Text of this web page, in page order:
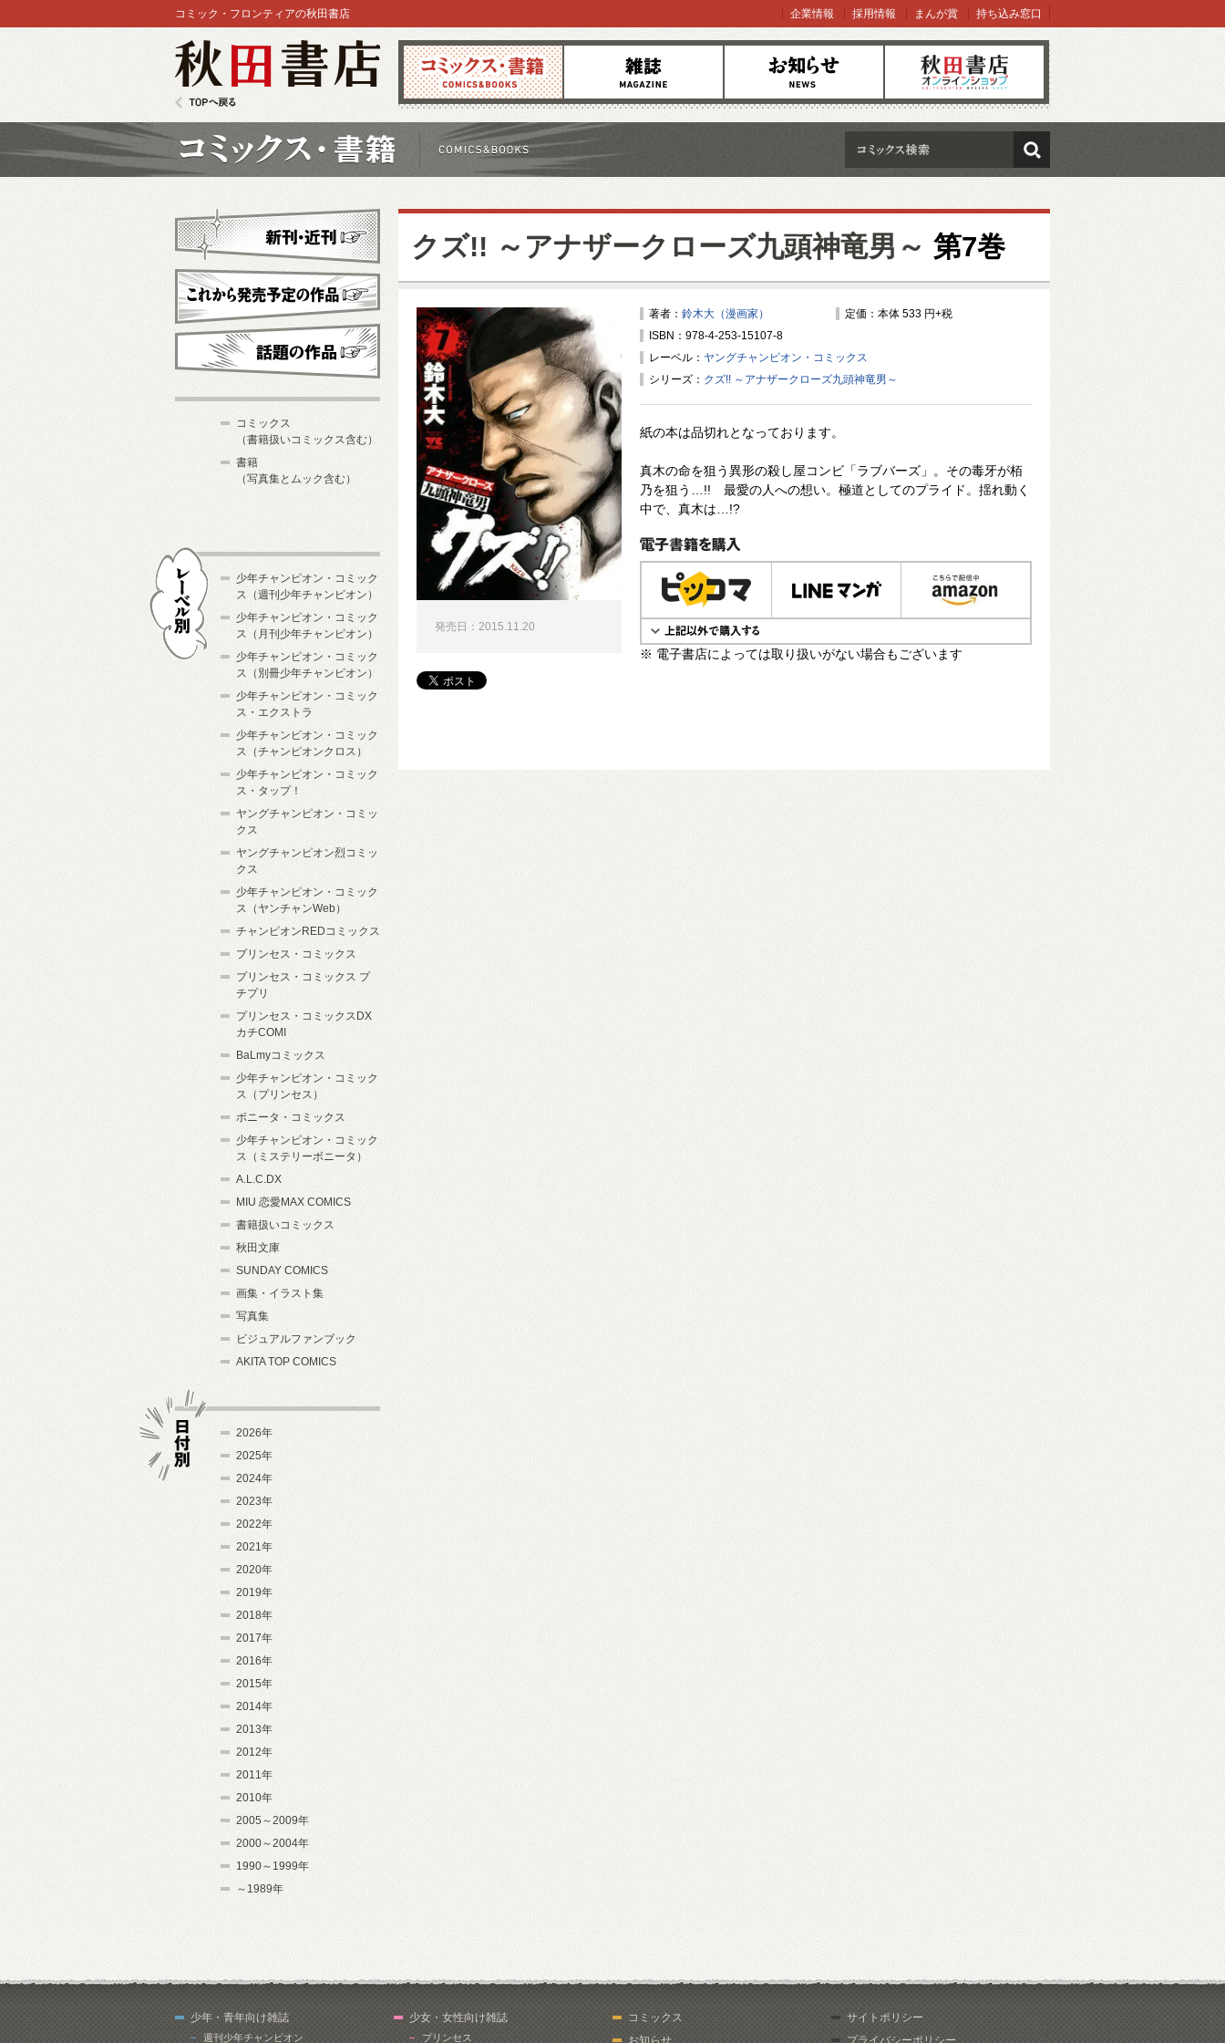
コミックス 雑誌 お知らせ オンラインショップ
コミック・フロンティアの秋田書店 企業情報 採用情報 まんが賞 持ち込み窓口
検索
クズ!! ～アナザークローズ九頭神竜男～ 第7巻
著者： 鈴木大（漫画家）
定価：本体 533 円+税
ISBN：978-4-253-15107-8
レーベル： ヤングチャンピオン・コミックス
シリーズ： クズ!! ～アナザークローズ九頭神竜男～
紙の本は品切れとなっております。
真木の命を狙う異形の殺し屋コンビ「ラブバーズ」。その毒牙が栢
乃を狙う…!! 最愛の人への想い。極道としてのプライド。揺れ動く
中で、真木は…!?
電子書籍で購入
※ 電子書店によっては取り扱いがない場合もございます
発売日：2015.11.20
新刊・近刊
これから発売予定
コミックス
（書籍扱いコミックス含む）
書籍
（写真集とムック含む）
少年チャンピオン・コミック
ス（週刊少年チャンピオン）
少年チャンピオン・コミック
ス（月刊少年チャンピオン）
少年チャンピオン・コミック
ス（別冊少年チャンピオン）
少年チャンピオン・コミック
ス・エクストラ
少年チャンピオン・コミック
ス（チャンピオンクロス）
少年チャンピオン・コミック
ス・タップ！
ヤングチャンピオン・コミッ
クス
ヤングチャンピオン烈コミッ
クス
少年チャンピオン・コミック
ス（ヤンチャンWeb）
チャンピオンREDコミックス
プリンセス・コミックス
プリンセス・コミックス プ
チプリ
プリンセス・コミックスDX
カチCOMI
BaLmyコミックス
少年チャンピオン・コミック
ス（プリンセス）
ボニータ・コミックス
少年チャンピオン・コミック
ス（ミステリーボニータ）
A.L.C.DX
MIU 恋愛MAX COMICS
書籍扱いコミックス
秋田文庫
SUNDAY COMICS
画集・イラスト集
写真集
ビジュアルファンブック
AKITA TOP COMICS
2026年
2025年
2024年
2023年
2022年
2021年
2020年
2019年
2018年
2017年
2016年
2015年
2014年
2013年
2012年
2011年
2010年
2005～2009年
2000～2004年
1990～1999年
～1989年
少年・青年向け雑誌
週刊少年チャンピオン
少女・女性向け雑誌
プリンセス
コミックス
お知らせ
サイトポリシー
プライバシーポリシー